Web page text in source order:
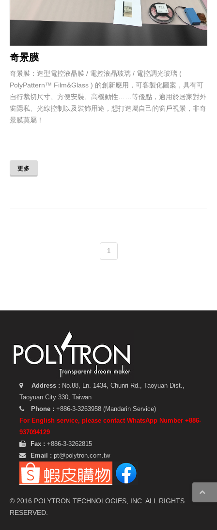
奇景膜
奇景膜：造型電控液晶膜 / 電控液晶玻璃 / 電控調光玻璃 (
PolyPattern™ Film&Glass ) 的創新應用，可客製化圖案，具有可
自行裁切尺寸、方便安裝、高機動性……等優點，適用於居家對外
窗隱私、光線控制以及裝飾用途，想打造屬自己的窗戶視景，非奇
景膜莫屬！
更多
1
Address : No.88, Ln. 1434, Chunri Rd., Taoyuan Dist.,
Taoyuan City 330, Taiwan
Phone : +886-3-3263958 (Mandarin Service)
For English service, please contact WhatsApp Number +886-
937094129
Fax : +886-3-3262815
Email : pt@polytron.com.tw
© 2016 POLYTRON TECHNOLOGIES, INC. ALL RIGHTS
RESERVED.